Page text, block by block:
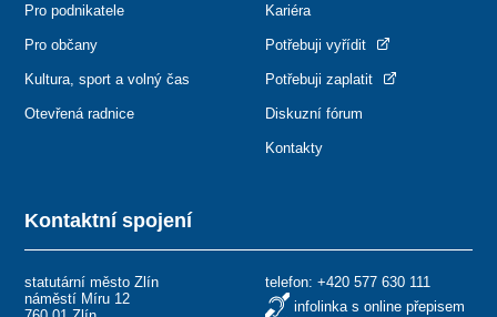
Kontaktní spojení
statutární město Zlín
náměstí Míru 12
telefon: +420 577 630 111
infolinka s online přepisem
Pro podnikatele
Pro občany
Kultura, sport a volný čas
Otevřená radnice
Kariéra
Potřebuji vyřídit
Potřebuji zaplatit
Diskuzní fórum
Kontakty